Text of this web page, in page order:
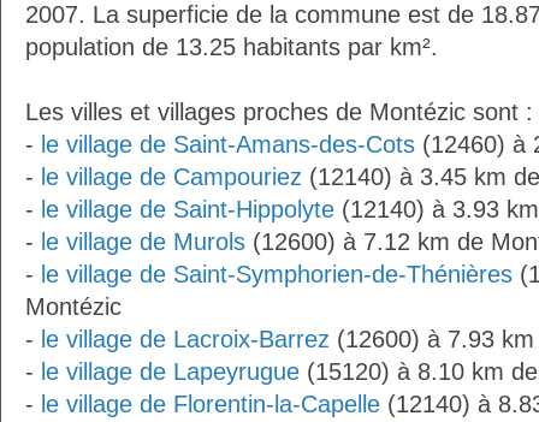
2007. La superficie de la commune est de
population de 13.25 habitants par km².
Les villes et villages proches de Montézic sont :
- le village de Saint-Amans-des-Cots (12460) à
- le village de Campouriez (12140) à 3.45 km
- le village de Saint-Hippolyte (12140) à 3.93
- le village de Murols (12600) à 7.12 km de
- le village de Saint-Symphorien-de-Thénières
Montézic
- le village de Lacroix-Barrez (12600) à 7.93
- le village de Lapeyrugue (15120) à 8.10 km
- le village de Florentin-la-Capelle (12140) à